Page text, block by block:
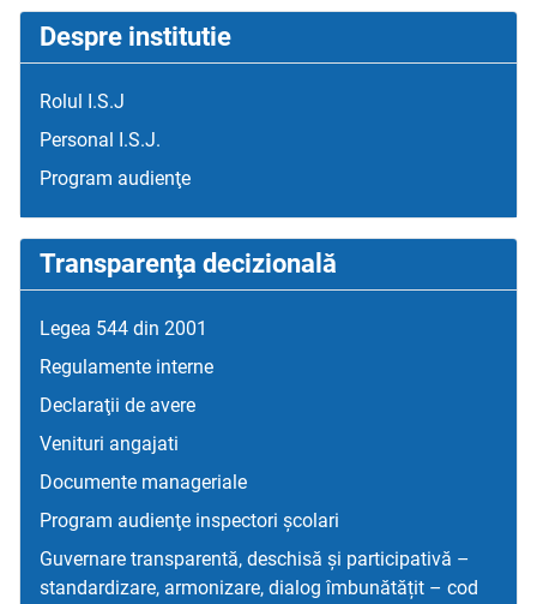
Despre institutie
Rolul I.S.J
Personal I.S.J.
Program audienţe
Transparenţa decizională
Legea 544 din 2001
Regulamente interne
Declaraţii de avere
Venituri angajati
Documente manageriale
Program audienţe inspectori școlari
Guvernare transparentă, deschisă și participativă –
standardizare, armonizare, dialog îmbunătățit – cod